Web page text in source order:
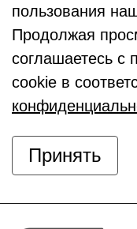
пользования
Продолжая
соглашаетесь
cookie в
Принять